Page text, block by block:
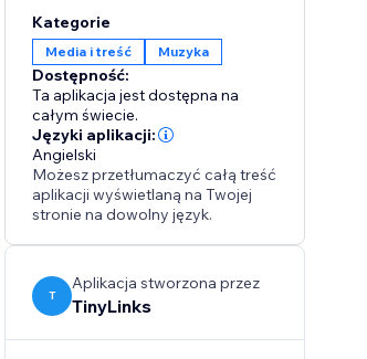
Kategorie
Media i treść Muzyka
Dostępność:
Ta aplikacja jest dostępna na
całym świecie.
Języki aplikacji:
Angielski
Możesz przetłumaczyć całą treść
aplikacji wyświetlaną na Twojej
stronie na dowolny język.
T
Aplikacja stworzona przez
TinyLinks